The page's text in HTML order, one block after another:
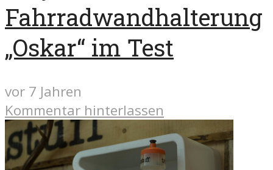
Fahrradwandhalterung
„Oskar“ im Test
vor 7 Jahren
Kommentar hinterlassen